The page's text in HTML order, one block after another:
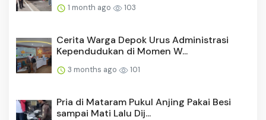
1 month ago 103
Cerita Warga Depok Urus Administrasi
Kependudukan di Momen W...
3 months ago 101
Pria di Mataram Pukul Anjing Pakai Besi
sampai Mati Lalu Dij...